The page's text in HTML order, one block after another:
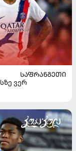
ᲡᲐᲤᲠᲐᲜᲒᲔᲗᲘ
ვერ